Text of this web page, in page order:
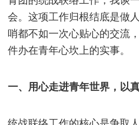
会。这项工作归根结底是做
哨都不如一次心贴心的交流
件办在青年心坎上的实事。
一、用心走进青年世界，以